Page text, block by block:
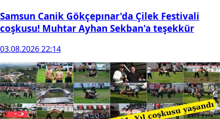
Samsun Canik Gökçepınar'da Çilek Festivali
coşkusu! Muhtar Ayhan Sekban'a teşekkür
03.08.2026 22:14